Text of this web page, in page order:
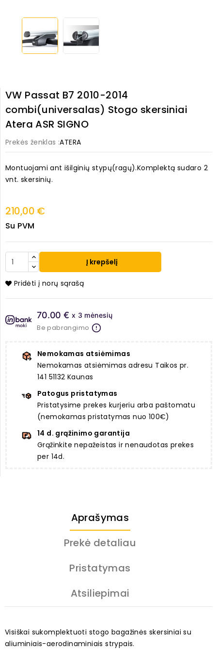
VW Passat B7 2010-2014
combi(universalas) Stogo skersiniai
Atera ASR SIGNO
Prekės ženklas :ATERA
Montuojami ant išilginių stypų(ragų).Komplektą sudaro 2
vnt. skersinių.
210,00 €
Su PVM
Į krepšelį
Pridėti į norų sąrašą
70.00 € x 3 mėnesių
Be pabrangimo
Nemokamas atsiėmimas
Nemokamas atsiėmimas adresu Taikos pr.
141 51132 Kaunas
Patogus pristatymas
Pristatysime prekes kurjeriu arba paštomatu
(nemokamas pristatymas nuo 100€)
14 d. grąžinimo garantija
Grąžinkite nepažeistas ir nenaudotas prekes
per 14d.
Aprašymas
Prekė detaliau
Pristatymas
Atsiliepimai
Visiškai sukomplektuoti stogo bagažinės skersiniai su
aliuminiais-aerodinaminiais strypais.